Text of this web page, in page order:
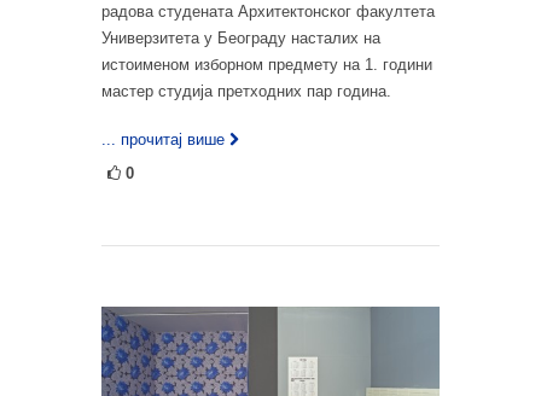
радова студената Архитектонског факултета
Универзитета у Београду насталих на
истоименом изборном предмету на 1. години
мастер студија претходних пар година.
... прочитај више
0